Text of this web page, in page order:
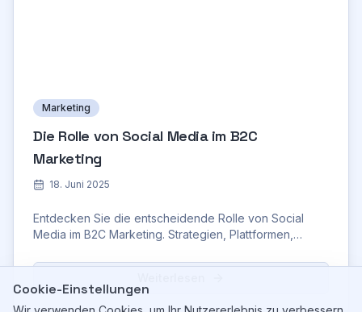
Marketing
Die Rolle von Social Media im B2C
Marketing
18. Juni 2025
Entdecken Sie die entscheidende Rolle von Social
Media im B2C Marketing. Strategien, Plattformen,
Cookie-Einstellungen